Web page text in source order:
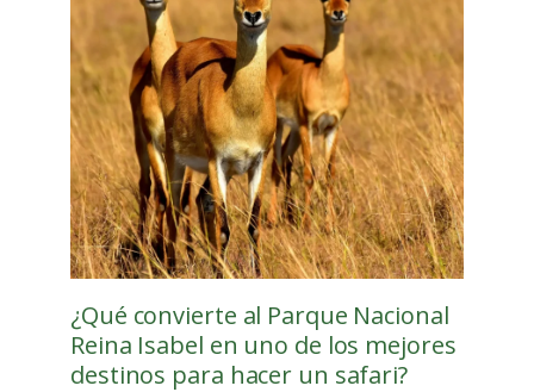
¿Qué convierte al Parque Nacional
Reina Isabel en uno de los mejores
destinos para hacer un safari?